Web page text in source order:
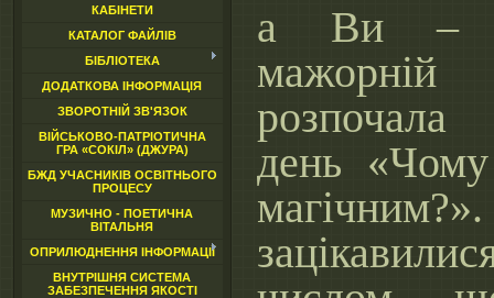
КАБІНЕТИ
КАТАЛОГ ФАЙЛІВ
БІБЛІОТЕКА
ДОДАТКОВА ІНФОРМАЦІЯ
ЗВОРОТНІЙ ЗВ'ЯЗОК
ВІЙСЬКОВО-ПАТРІОТИЧНА
ГРА «СОКІЛ» (ДЖУРА)
БЖД УЧАСНИКІВ ОСВІТНЬОГО
ПРОЦЕСУ
МУЗИЧНО - ПОЕТИЧНА
ВІТАЛЬНЯ
ОПРИЛЮДНЕННЯ ІНФОРМАЦІЇ
ВНУТРІШНЯ СИСТЕМА
ЗАБЕЗПЕЧЕННЯ ЯКОСТІ
а Ви –
розпочала
день